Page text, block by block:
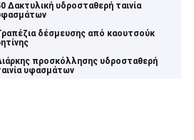
Δακτυλική υδροσταθερή ταινία
δέσμευσης από καουτσούκ
προσκόλλησης υδροσταθερή
υφασμάτων